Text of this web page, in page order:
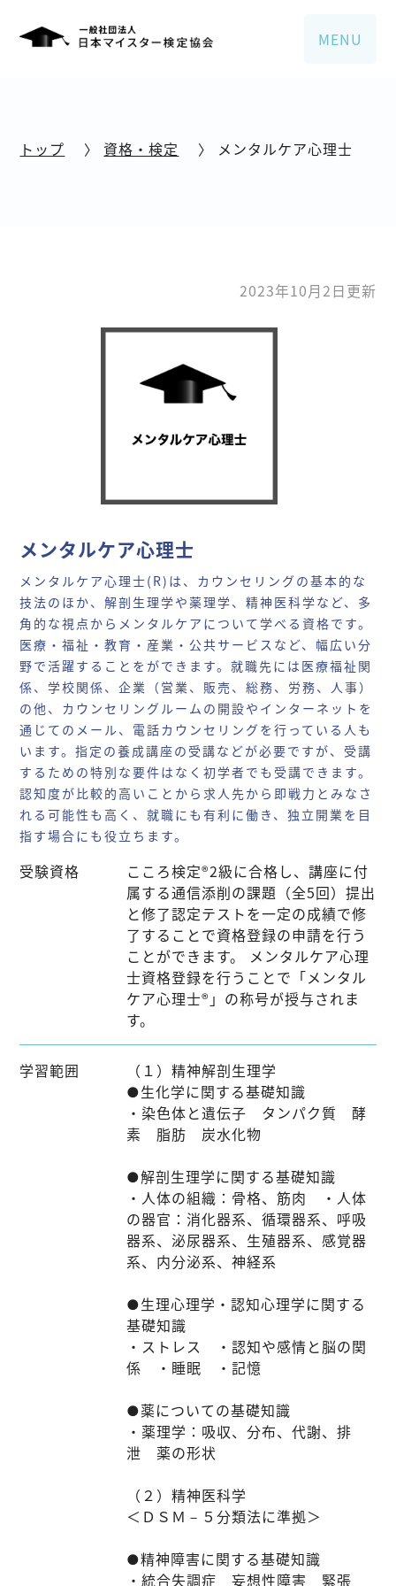
MENU
トップ 〉 資格・検定 〉 メンタルケア心理士
2023年10月2日更新
メンタルケア心理士
メンタルケア心理士(R)は、カウンセリングの基本的な
技法のほか、解剖生理学や薬理学、精神医科学など、多
角的な視点からメンタルケアについて学べる資格です。
医療・福祉・教育・産業・公共サービスなど、幅広い分
野で活躍することをができます。就職先には医療福祉関
係、学校関係、企業（営業、販売、総務、労務、人事）
の他、カウンセリングルームの開設やインターネットを
通じてのメール、電話カウンセリングを行っている人も
います。指定の養成講座の受講などが必要ですが、受講
するための特別な要件はなく初学者でも受講できます。
認知度が比較的高いことから求人先から即戦力とみなさ
れる可能性も高く、就職にも有利に働き、独立開業を目
指す場合にも役立ちます。
受験資格
こころ検定®2級に合格し、講座に付
属する通信添削の課題（全5回）提出
と修了認定テストを一定の成績で修
了することで資格登録の申請を行う
ことができます。 メンタルケア心理
士資格登録を行うことで「メンタル
ケア心理士®」の称号が授与されま
す。
学習範囲
（１）精神解剖生理学
●生化学に関する基礎知識
・染色体と遺伝子 タンパク質 酵
素 脂肪 炭水化物
●解剖生理学に関する基礎知識
・人体の組織：骨格、筋肉 ・人体
の器官：消化器系、循環器系、呼吸
器系、泌尿器系、生殖器系、感覚器
系、内分泌系、神経系
●生理心理学・認知心理学に関する
基礎知識
・ストレス ・認知や感情と脳の関
係 ・睡眠 ・記憶
●薬についての基礎知識
・薬理学：吸収、分布、代謝、排
泄 薬の形状
（２）精神医科学
＜ＤＳＭ－５分類法に準拠＞
●精神障害に関する基礎知識
・統合失調症 妄想性障害 緊張